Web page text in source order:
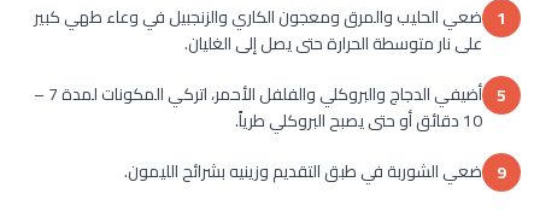
1 ضعي الحليب والمرق ومعجون الكاري والزنجبيل في وعاء طهي كبير
على نار متوسطة الحرارة حتى يصل إلى الغليان.
5
أضيفي الدجاج والبروكلي والفلفل الأحمر، اتركي المكونات لمدة 7 –
10 دقائق أو حتى يصبح البروكلي طرياً.
9 ضعي الشوربة في طبق التقديم وزينيه بشرائح الليمون.